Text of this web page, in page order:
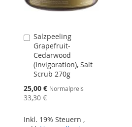
Salzpeeling
Grapefruit-
Cedarwood
(Invigoration), Salt
Scrub 270g
Sonderangebot
25,00 € Normalpreis
33,30 €
Inkl. 19% Steuern ,
In
den
Warenkorb